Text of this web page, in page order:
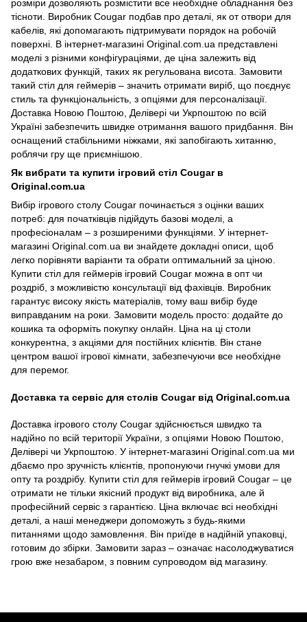
розміри дозволяють розмістити все необхідне обладнання без
тісноти. Виробник Cougar подбав про деталі, як от отвори для
кабелів, які допомагають підтримувати порядок на робочій
поверхні. В інтернет-магазині Original.com.ua представлені
моделі з різними конфігураціями, де ціна залежить від
додаткових функцій, таких як регульована висота. Замовити
такий стіл для геймерів – значить отримати виріб, що поєднує
стиль та функціональність, з опціями для персоналізації.
Доставка Новою Поштою, Делівері чи Укрпоштою по всій
Україні забезпечить швидке отримання вашого придбання. Він
оснащений стабільними ніжками, які запобігають хитанню,
роблячи гру ще приємнішою.
Як вибрати та купити ігровий стіл Cougar в
Original.com.ua
Вибір ігрового столу Cougar починається з оцінки ваших
потреб: для початківців підійдуть базові моделі, а
професіоналам – з розширеними функціями. У інтернет-
магазині Original.com.ua ви знайдете докладні описи, щоб
легко порівняти варіанти та обрати оптимальний за ціною.
Купити стіл для геймерів ігровий Cougar можна в опт чи
роздріб, з можливістю консультації від фахівців. Виробник
гарантує високу якість матеріалів, тому ваш вибір буде
виправданим на роки. Замовити модель просто: додайте до
кошика та оформіть покупку онлайн. Ціна на ці столи
конкурентна, з акціями для постійних клієнтів. Він стане
центром вашої ігрової кімнати, забезпечуючи все необхідне
для перемог.
Доставка та сервіс для столів Cougar від Original.com.ua
Доставка ігрового столу Cougar здійснюється швидко та
надійно по всій території України, з опціями Новою Поштою,
Делівері чи Укрпоштою. У інтернет-магазині Original.com.ua ми
дбаємо про зручність клієнтів, пропонуючи гнучкі умови для
опту та роздрібу. Купити стіл для геймерів ігровий Cougar – це
отримати не тільки якісний продукт від виробника, але й
професійний сервіс з гарантією. Ціна включає всі необхідні
деталі, а наші менеджери допоможуть з будь-якими
питаннями щодо замовлення. Він приїде в надійній упаковці,
готовим до збірки. Замовити зараз – означає насолоджуватися
грою вже незабаром, з повним супроводом від магазину.